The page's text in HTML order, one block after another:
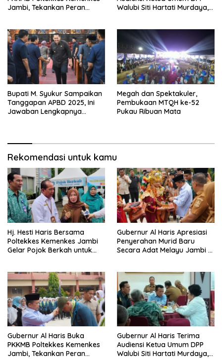
Jambi, Tekankan Peran
Walubi Siti Hartati Murdaya,
Bupati M. Syukur Sampaikan
Tanggapan APBD 2025, Ini
Jawaban Lengkapnya…
Megah dan Spektakuler,
Pembukaan MTQH ke-52
Pukau Ribuan Mata
Rekomendasi untuk kamu
Hj. Hesti Haris Bersama
Poltekkes Kemenkes Jambi
Gelar Pojok Berkah untuk
Gubernur Al Haris Apresiasi
Penyerahan Murid Baru
Secara Adat Melayu Jambi di
Gubernur Al Haris Buka
PKKMB Poltekkes Kemenkes
Jambi, Tekankan Peran
Gubernur Al Haris Terima
Audiensi Ketua Umum DPP
Walubi Siti Hartati Murdaya,